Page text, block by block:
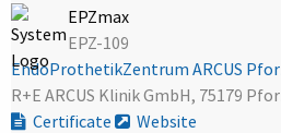
EPZmax
EPZ-109
EndoProthetikZentrum ARCUS
R+E ARCUS Klinik GmbH, 75179
Certificate
Website